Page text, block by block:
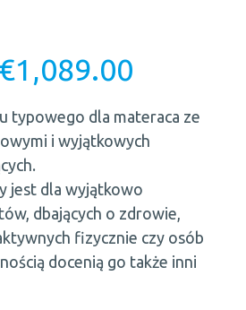
€1,089.00
typowego dla materaca ze
i wyjątkowych
jest dla wyjątkowo
dbających o zdrowie,
fizycznie czy osób
docenią go także inni